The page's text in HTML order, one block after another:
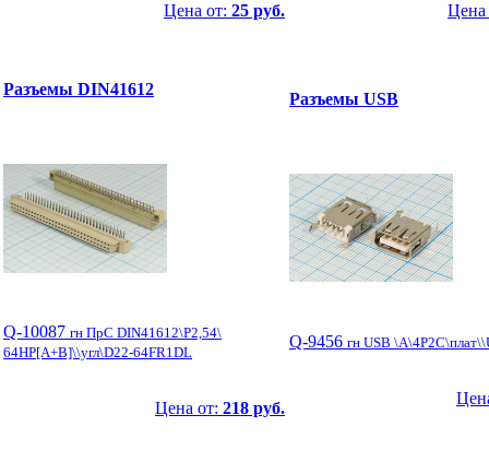
Цена от: 25 руб.
Разъемы DIN41612
Q-10087 гн ПрС DIN41612\P2,54\
64HP[A+B]\\угл\D22-64FR1DL
Цена от: 218 руб.
Разъемы USB
Q-9456 гн USB